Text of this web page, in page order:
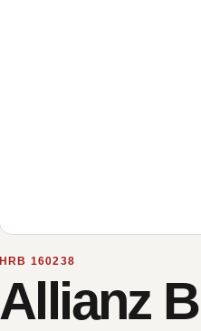
HRB 160238
Allianz